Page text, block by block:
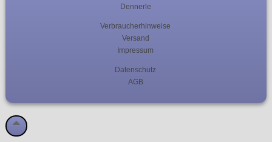
Dennerle
Verbraucherhinweise
Versand
Impressum
Datenschutz
AGB